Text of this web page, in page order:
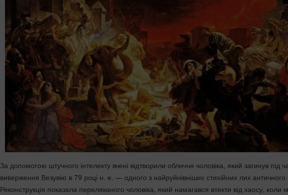
За допомогою штучного інтелекту вчені відтворили обличчя чоловіка, який загинув під
виверження Везувію в 79 році н. е. — одного з найруйнівніших стихійних лих античного
Реконструкція показала переляканого чоловіка, який намагався втекти від хаосу, коли